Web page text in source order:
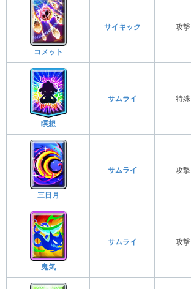
コメット
サイキック 攻撃
瞑想
サムライ 特殊
三日月
サムライ 攻撃
鬼気
サムライ 攻撃